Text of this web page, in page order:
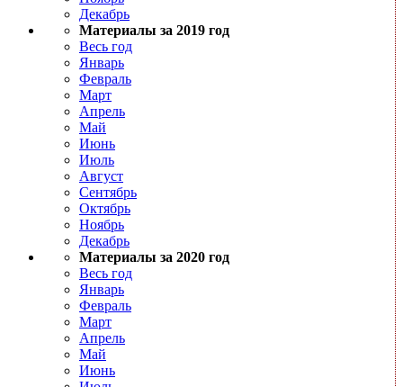
Декабрь
Материалы за 2019 год
Весь год
Январь
Февраль
Март
Апрель
Май
Июнь
Июль
Август
Сентябрь
Октябрь
Ноябрь
Декабрь
Материалы за 2020 год
Весь год
Январь
Февраль
Март
Апрель
Май
Июнь